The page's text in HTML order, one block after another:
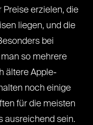
Preise erzielen, die
liegen, und die
bei
so mehrere
ältere Apple-
noch einige
für die meisten
ausreichend sein.